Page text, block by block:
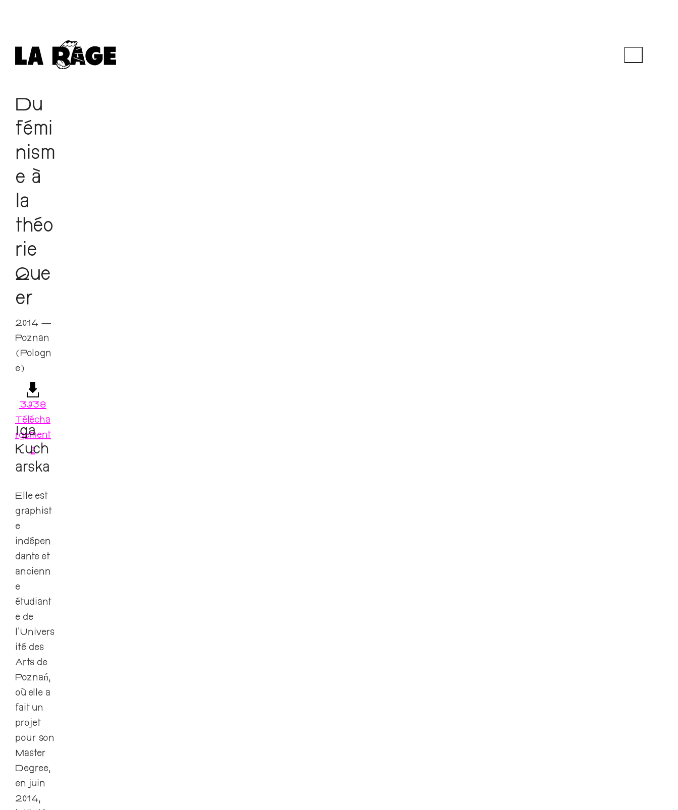
Du
fémi
nism
e à
la
théo
rie
Que
er
2014 —
Poznan
(Pologn
e)
3938
Télécha
rgement
s
Iga
Kuch
arska
Elle est
graphist
e
indépen
dante et
ancienn
e
étudiant
e de
l’Univers
ité des
Arts de
Poznań,
où elle a
fait un
projet
pour son
Master
Degree,
en juin
2014,